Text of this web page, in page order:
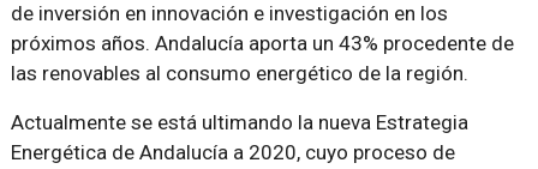
de inversión en innovación e investigación en los
próximos años. Andalucía aporta un 43% procedente de
las renovables al consumo energético de la región.
Actualmente se está ultimando la nueva Estrategia
Energética de Andalucía a 2020, cuyo proceso de